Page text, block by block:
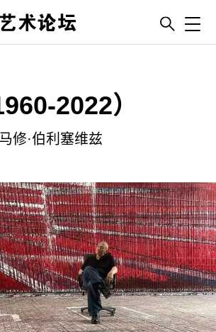
2022）
马修·伯利塞维兹